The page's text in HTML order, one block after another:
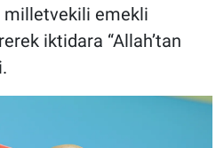
milletvekili emekli
iktidara “Allah’tan